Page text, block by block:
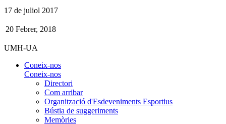
17 de juliol 2017
20 Febrer, 2018
UMH-UA
Coneix-nos
Coneix-nos
Directori
Com arribar
Organització d'Esdeveniments Esportius
Bústia de suggeriments
Memòries